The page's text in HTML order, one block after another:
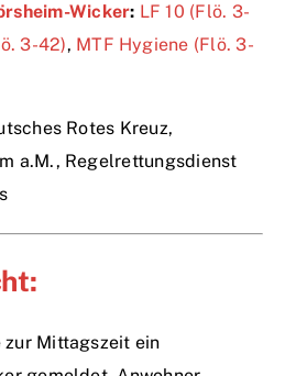
Wicker: LF 10 (Flö. 3-
3-42), MTF Hygiene (Flö. 3-
Rotes Kreuz,
a.M., Regelrettungsdienst
Mittagszeit ein